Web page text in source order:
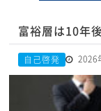
富裕層は10年
自己啓発 2026